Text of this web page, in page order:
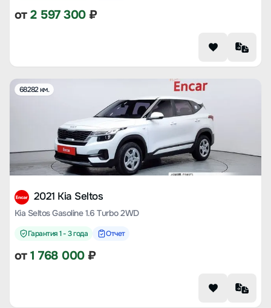
от2 597 300₽
68282 км.
2021 Kia Seltos
Kia Seltos Gasoline 1.6 Turbo 2WD
Гарантия 1 - 3 года Отчет
от1 768 000₽